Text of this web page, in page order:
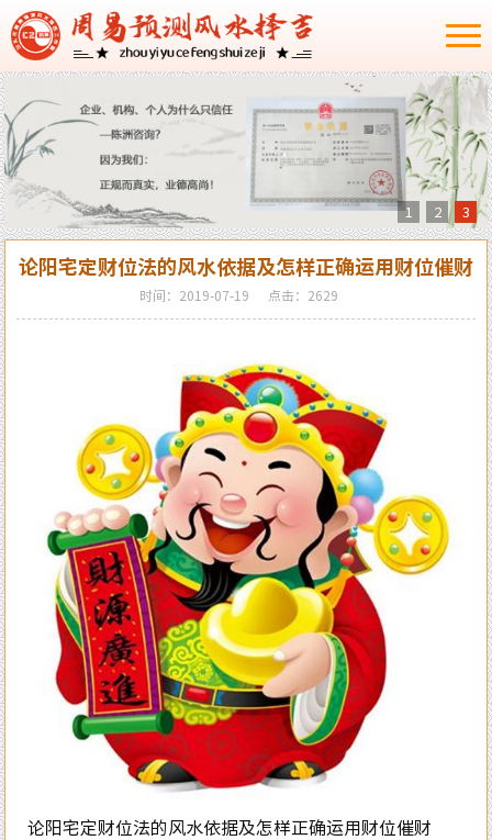
1 2 3
论阳宅定财位法的风水依据及怎样正确运用财位催财
时间：2019-07-19 点击：2629
论阳宅定财位法的风水依据及怎样正确运用财位催财